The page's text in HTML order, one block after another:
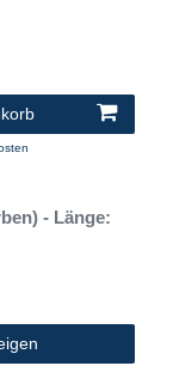
- Länge: